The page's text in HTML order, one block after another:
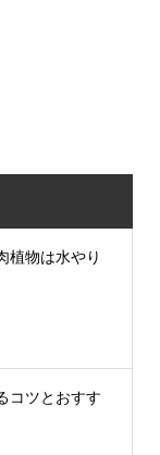
植物は水やり
コツとおすす